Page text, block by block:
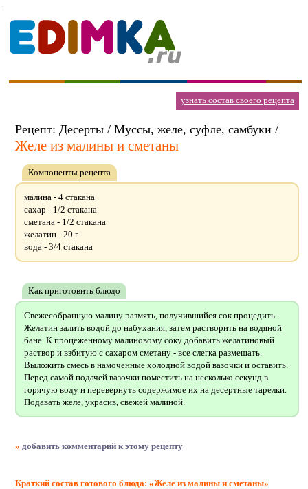
узнать состав своего рецепта
Рецепт: Десерты / Муссы, желе, суфле, самбуки /
Желе из малины и сметаны
Компоненты рецепта
малина - 4 стакана
сахар - 1/2 стакана
сметана - 1/2 стакана
желатин - 20 г
вода - 3/4 стакана
Как приготовить блюдо
Свежесобранную малину размять, получившийся сок процедить.
Желатин залить водой до набухания, затем растворить на водяной
бане. К процеженному малиновому соку добавить желатиновый
раствор и взбитую с сахаром сметану - все слегка размешать.
Выложить смесь в намоченные холодной водой вазочки и оставить.
Перед самой подачей вазочки поместить на несколько секунд в
горячую воду и перевернуть содержимое их на десертные тарелки.
Подавать желе, украсив, свежей малиной.
» добавить комментарий к этому рецепту
Краткий состав готового блюда: «Желе из малины и сметаны»